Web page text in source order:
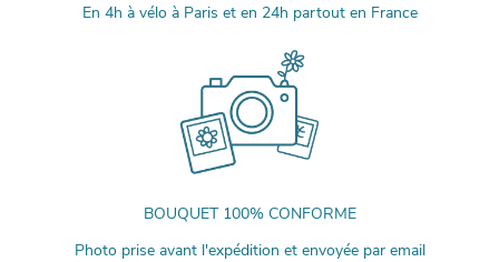
En 4h à vélo à Paris et en 24h partout en France
BOUQUET 100% CONFORME
Photo prise avant l'expédition et envoyée par email